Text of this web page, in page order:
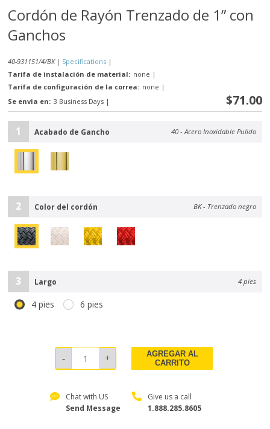
Cordón de Rayón Trenzado de 1” con
Ganchos
40-931151/4/BK | Specifications |
Tarifa de instalación de material: none |
Tarifa de configuración de la correa: none |
Se envia en: 3 Business Days | $71.00
1 Acabado de Gancho 40 - Acero Inoxidable Pulido
2 Color del cordón BK - Trenzado negro
3 Largo 4 pies
4 pies 6 pies
AGREGAR AL
CARRITO
Chat with US
Send Message
Give us a call
1.888.285.8605